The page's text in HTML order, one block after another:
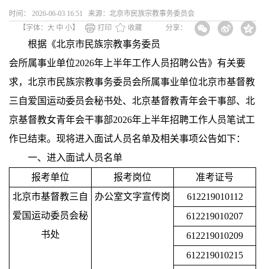
时间： 2026-06-03 16:51 来源：​北京市民族宗教事务委员会
分享：
【字体： 大 中 小】 打印 收藏
根据《北京市民族宗教事务委员
会所属事业单位2026年上半年工作人员招聘公告》有关要
求，北京市民族宗教事务委员会所属事业单位北京市基督教
三自爱国运动委员会秘书处、北京基督教青年会干事部、北
京基督教女青年会干事部2026年上半年招聘工作人员笔试工
作已结束。现将进入面试人员名单及相关事项公告如下：
一、进入面试人员名单
报考单位
报考岗位
准考证号
北京市基督教三自
爱国运动委员会秘
书处
办公室文字宣传岗
612219010112
612219010207
612219010209
612219010215